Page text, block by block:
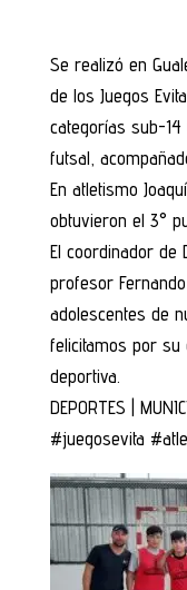
Se realizó en
de los Juegos
categorías sub-
futsal,
En atletismo
obtuvieron el 3°
El coordinador de
profesor
adolescentes de
felicitamos por su
deportiva.
DEPORTES |
#juegosevita